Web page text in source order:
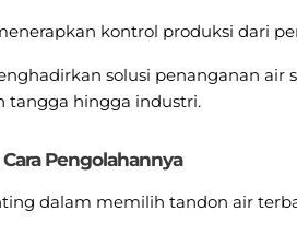
kontrol produksi dari
solusi penanganan
tangga hingga industri.
Pengolahannya
dalam memilih tandon air